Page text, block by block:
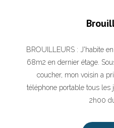
BROUILLEURS : J'habite
68m2 en dernier étage.
coucher, mon voisin a
téléphone portable tous
2h00